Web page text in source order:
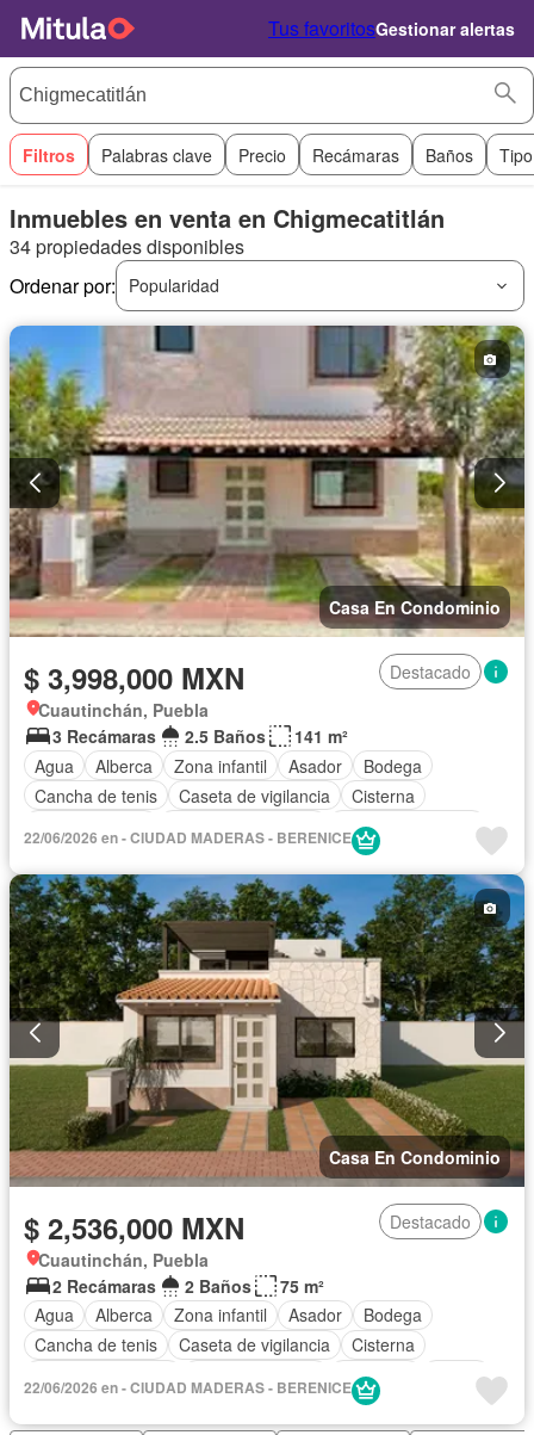
Tus favoritosGestionar alertas
Filtros Palabras clave Precio Recámaras Baños
Inmuebles en venta en Chigmecatitlán
34 propiedades disponibles
Ordenar por:
Popularidad
Casa En Condominio
$ 3,998,000 MXN
Destacado
Cuautinchán, Puebla
3 Recámaras
2.5 Baños
141 m²
Agua
Alberca Zona infantil Asador
Bodega
Cancha de tenis
Caseta de vigilancia
Cisterna
Cuarto de servicio
Gimnasio
Despacho
Recámara con closet
Sala polivalente
Seguridad
Zonas verdes Sin amueblar
22/06/2026 en - CIUDAD MADERAS - BERENICE
Casa En Condominio
$ 2,536,000 MXN
Destacado
Cuautinchán, Puebla
2 Recámaras
2 Baños
75 m²
Agua
Alberca Zona infantil Asador
Bodega
Cancha de tenis
Caseta de vigilancia
Cisterna
Gimnasio
Jardín
Sin amueblar
22/06/2026 en - CIUDAD MADERAS - BERENICE